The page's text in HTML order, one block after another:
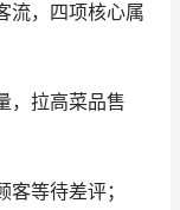
流，四项核心属
，拉高菜品售
等待差评；